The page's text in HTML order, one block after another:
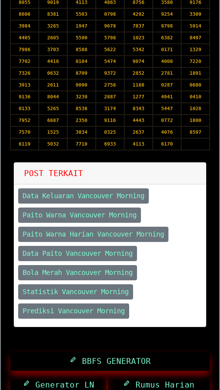
8055 9019 4113 4863 8756 3580 9176
8606 8381 5503 0798 4292 9254 3309
3984 3285 1947 9678 7837 8798 5914
4405 2605 5590 5798 1023 6382 8497
7986 3703 8588 5622 5342 0171 1329
7702 4416 0184 5474 9074 4008 7220
7326 0632 8709 9372 2852 2781 1891
3913 2611 9090 2758 1168 0287 0680
9136 8044 3239 2887 1277 4941 0410
0133 5265 8538 3174 8343 5447 1028
7952 6687 2350 9116 4443 0772 1800
7570 1525 3834 0325 2637 4076 8597
6119 5032 7710 6933 4113 6170
POST TERKAIT
Data Keluaran Vancouver Morning
Paito Warna Vancouver Morning
Paito Warna Harian Vancouver Morning
Data Paito Vancouver Morning
Bola Merah Vancouver Morning
Statistik Vancouver Morning
Prediksi Vancouver Morning
BBFS GENERATOR
Generator LN Rumus Harian